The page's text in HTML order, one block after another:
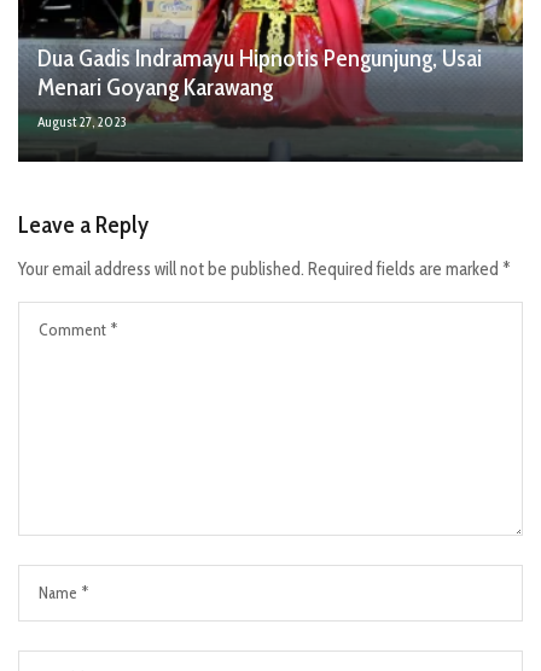
Dua Gadis Indramayu Hipnotis Pengunjung, Usai
Menari Goyang Karawang
August 27, 2023
Leave a Reply
Your email address will not be published. Required fields are marked *